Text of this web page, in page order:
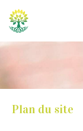
Plan du site